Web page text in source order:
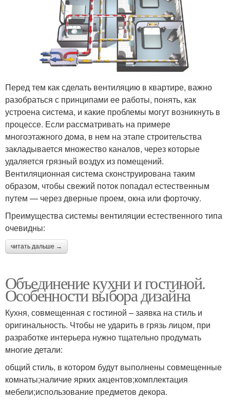
Перед тем как сделать вентиляцию в квартире, важно
разобраться с принципами ее работы, понять, как
устроена система, и какие проблемы могут возникнуть в
процессе. Если рассматривать на примере
многоэтажного дома, в нем на этапе строительства
закладывается множество каналов, через которые
удаляется грязный воздух из помещений.
Вентиляционная система сконструирована таким
образом, чтобы свежий поток попадал естественным
путем — через дверные проем, окна или форточку.
Преимущества системы вентиляции естественного типа
очевидны:
читать дальше →
Объединение кухни и гостиной.
Особенности выбора дизайна
Кухня, совмещенная с гостиной – заявка на стиль и
оригинальность. Чтобы не ударить в грязь лицом, при
разработке интерьера нужно тщательно продумать
многие детали:
общий стиль, в котором будут выполнены совмещенные
комнаты;наличие ярких акцентов;комплектация
мебели;использование предметов декора.